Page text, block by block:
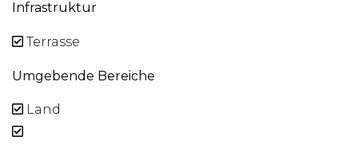
Infrastruktur
Terrasse
Umgebende Bereiche
Land